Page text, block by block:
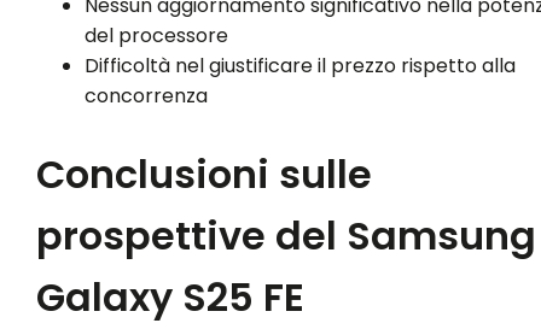
Nessun aggiornamento significativo nella
del processore
Difficoltà nel giustificare il prezzo rispetto alla
concorrenza
Conclusioni sulle
prospettive del Samsung
Galaxy S25 FE